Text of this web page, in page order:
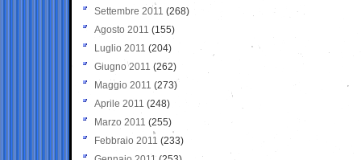
Settembre 2011 (268)
Agosto 2011 (155)
Luglio 2011 (204)
Giugno 2011 (262)
Maggio 2011 (273)
Aprile 2011 (248)
Marzo 2011 (255)
Febbraio 2011 (233)